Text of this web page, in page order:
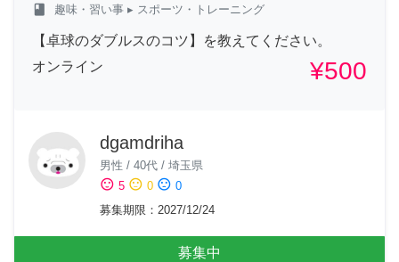
class 趣味・習い事 ▸ スポーツ・トレーニング
【卓球のダブルスのコツ】を教えてください。
オンライン
¥500
dgamdriha
男性 / 40代 / 埼玉県
sentiment_satisfied 5 sentiment_neutral 0 sentiment_dissatisfied 0
募集期限 ： 2027/12/24
募集中